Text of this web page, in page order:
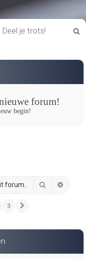
Deel je trots!
forum!
begin!
Zoek
3